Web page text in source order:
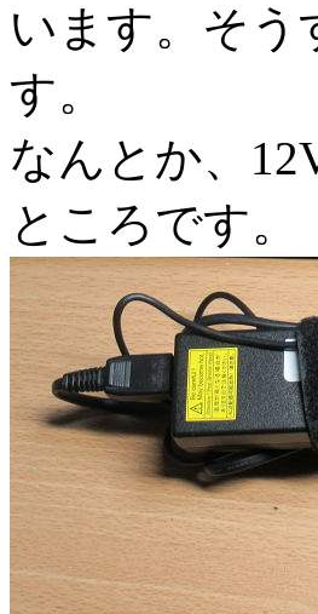
います。そう
す。
なんとか、
ところです。